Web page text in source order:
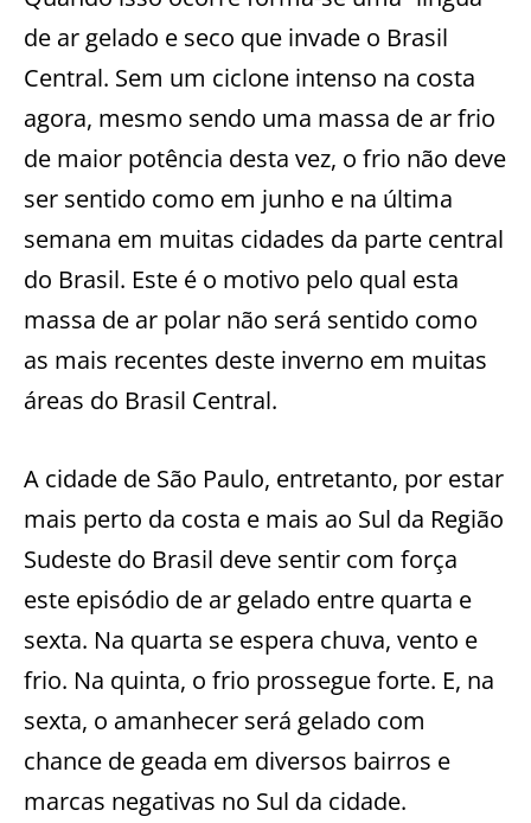
de ar gelado e seco que invade o Brasil
Central. Sem um ciclone intenso na costa
agora, mesmo sendo uma massa de ar frio
de maior potência desta vez, o frio não deve
ser sentido como em junho e na última
semana em muitas cidades da parte central
do Brasil. Este é o motivo pelo qual esta
massa de ar polar não será sentido como
as mais recentes deste inverno em muitas
áreas do Brasil Central.
A cidade de São Paulo, entretanto, por estar
mais perto da costa e mais ao Sul da Região
Sudeste do Brasil deve sentir com força
este episódio de ar gelado entre quarta e
sexta. Na quarta se espera chuva, vento e
frio. Na quinta, o frio prossegue forte. E, na
sexta, o amanhecer será gelado com
chance de geada em diversos bairros e
marcas negativas no Sul da cidade.